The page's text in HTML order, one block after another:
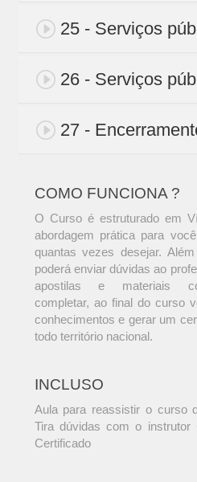
25 - Serviços
26 - Serviços
27 -
COMO FUNCIONA ?
O Curso é estruturado em
abordagem prática para
quantas vezes desejar.
poderá enviar dúvidas ao
apostilas e materiais
completar, ao final do curso
conhecimentos e gerar um
todo território nacional.
INCLUSO
Aula para reassistir o curso
Tira dúvidas com o instrutor
Certificado